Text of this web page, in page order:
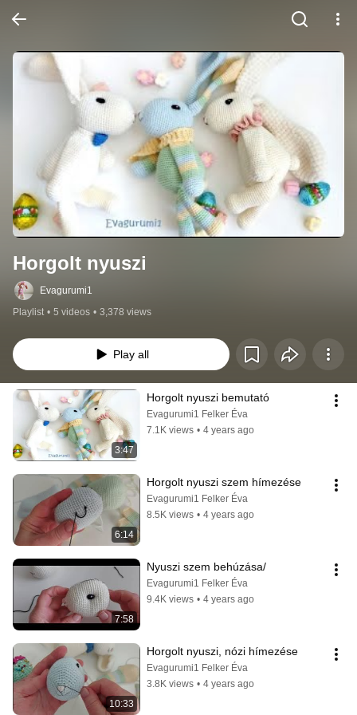
Horgolt nyuszi
Evagurumi1
Playlist • 5 videos • 3,378 views
Play all
3:47
Horgolt nyuszi bemutató
Evagurumi1 Felker Éva
7.1K views • 4 years ago
6:14
Horgolt nyuszi szem hímezése
Evagurumi1 Felker Éva
8.5K views • 4 years ago
7:58
Nyuszi szem behúzása/
Evagurumi1 Felker Éva
9.4K views • 4 years ago
10:33
Horgolt nyuszi, nózi hímezése
Evagurumi1 Felker Éva
3.8K views • 4 years ago